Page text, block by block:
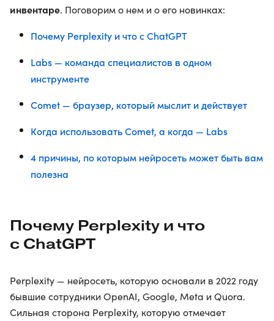
инвентаре. Поговорим о нем и о его новинках:
Почему Perplexity и что с ChatGPT
Labs — команда специалистов в одном
инструменте
Comet — браузер, который мыслит и действует
Когда использовать Comet, а когда — Labs
4 причины, по которым нейросеть может быть вам
полезна
Почему Perplexity и что
с ChatGPT
Perplexity — нейросеть, которую основали в 2022 году
бывшие сотрудники OpenAI, Google, Meta и Quora.
Сильная сторона Perplexity, которую отмечает